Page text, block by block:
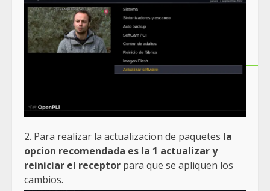
2. Para realizar la actualizacion de paquetes la
opcion recomendada es la 1 actualizar y
reiniciar el receptor para que se apliquen los
cambios.